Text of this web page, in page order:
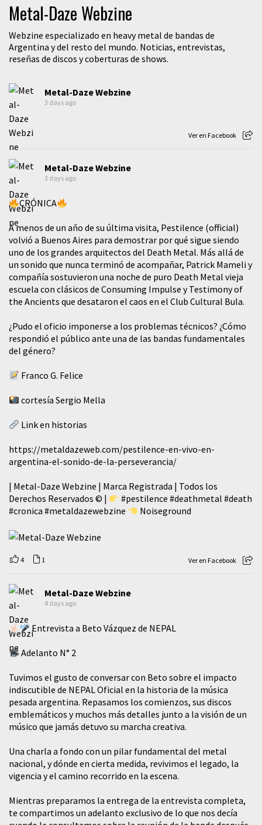
Metal-Daze Webzine
Webzine especializado en heavy metal de bandas de
Argentina y del resto del mundo. Noticias, entrevistas,
reseñas de discos y coberturas de shows.
Metal-Daze Webzine
3 days ago
Ver en Facebook
Metal-Daze Webzine
3 days ago
CRÓNICA
A menos de un año de su última visita, Pestilence (official)
volvió a Buenos Aires para demostrar por qué sigue siendo
uno de los grandes arquitectos del Death Metal. Más allá de
un sonido que nunca terminó de acompañar, Patrick Mameli y
compañía sostuvieron una noche de puro Death Metal vieja
escuela con clásicos de Consuming Impulse y Testimony of
the Ancients que desataron el caos en el Club Cultural Bula.
¿Pudo el oficio imponerse a los problemas técnicos? ¿Cómo
respondió el público ante una de las bandas fundamentales
del género?
Franco G. Felice
cortesía Sergio Mella
Link en historias
https://metaldazeweb.com/pestilence-en-vivo-en-
argentina-el-sonido-de-la-perseverancia/
| Metal-Daze Webzine | Marca Registrada | Todos los
Derechos Reservados © |
#pestilence #deathmetal #death
#cronica #metaldazewebzine Noiseground
4 1 Ver en Facebook
Metal-Daze Webzine
4 days ago
Entrevista a Beto Vázquez de NEPAL
Adelanto N° 2
Tuvimos el gusto de conversar con Beto sobre el impacto
indiscutible de NEPAL Oficial en la historia de la música
pesada argentina. Repasamos los comienzos, sus discos
emblemáticos y muchos más detalles junto a la visión de un
músico que jamás detuvo su marcha creativa.
​Una charla a fondo con un pilar fundamental del metal
nacional, y dónde en cierta medida, revivimos el legado, la
vigencia y el camino recorrido en la escena.
Mientras preparamos la entrega de la entrevista completa,
te compartimos un adelanto exclusivo de lo que nos decía